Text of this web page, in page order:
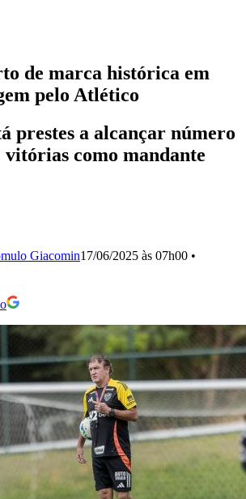
de marca histórica em
pelo Atlético
prestes a alcançar número
vitórias como mandante
Giacomin17/06/2025 às 07h00 •